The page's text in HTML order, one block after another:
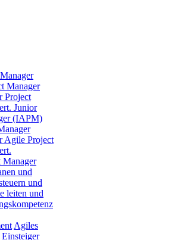
Manager
Project
Junior
(IAPM)
Agile Project
Manager
und
und
leiten und
Agiles